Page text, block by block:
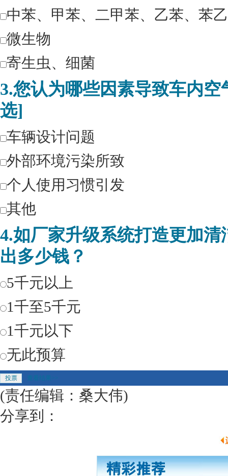
中苯、甲苯、二甲苯、乙苯、苯
微生物
寄生虫、细菌
3.您认为哪些因素导致车内
选]
车辆设计问题
外部环境污染所致
个人使用习惯引发
其他
4.如厂家升级系统打造更加
出多少钱？
5千元以上
1千至5千元
1千元以下
无此预算
查看结果>>
(责任编辑：桑大伟)
分享到：